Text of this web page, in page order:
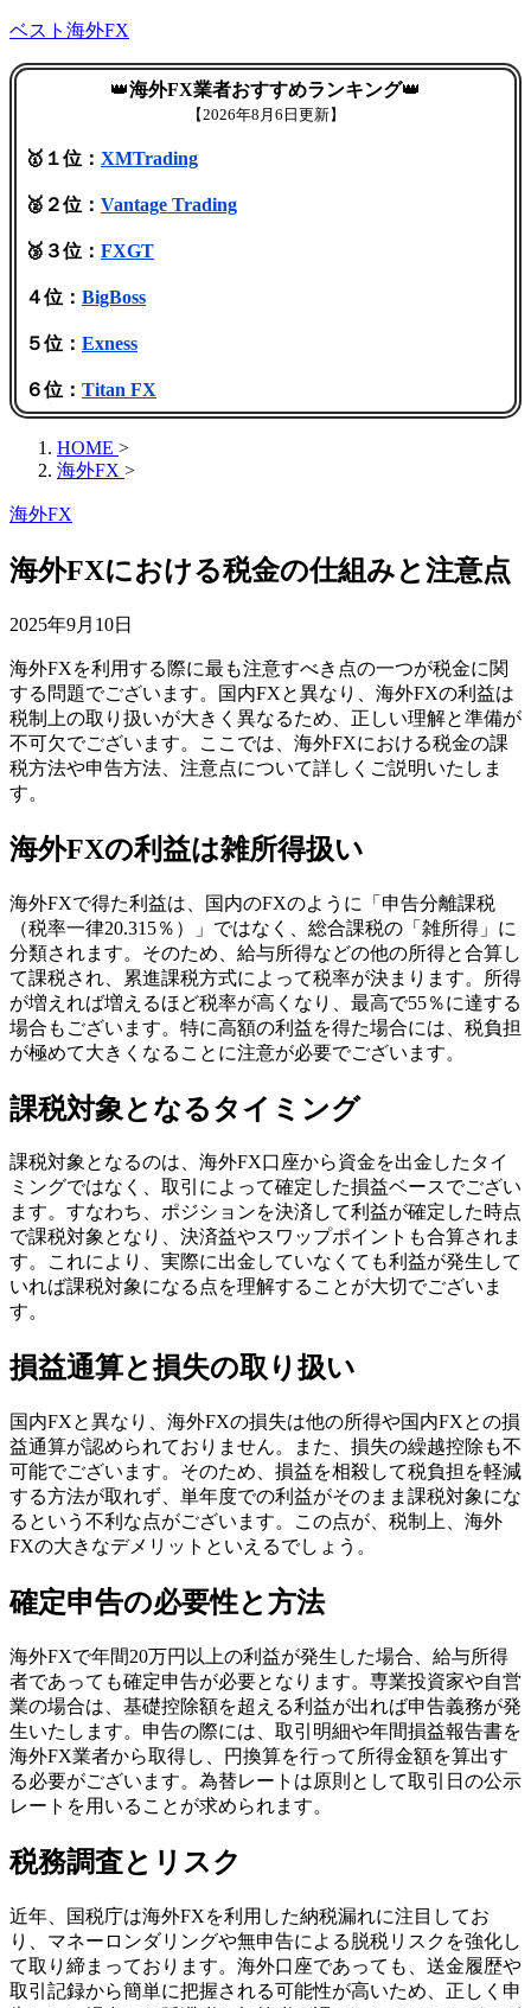
ベスト海外FX
👑海外FX業者おすすめランキング👑
【2026年8月6日更新】
🥇１位： XMTrading
🥈２位： Vantage Trading
🥉３位： FXGT
４位： BigBoss
５位： Exness
６位： Titan FX
HOME >
海外FX >
海外FX
海外FXにおける税金の仕組みと注意点
2025年9月10日
海外FXを利用する際に最も注意すべき点の一つが税金に関
する問題でございます。国内FXと異なり、海外FXの利益は
税制上の取り扱いが大きく異なるため、正しい理解と準備が
不可欠でございます。ここでは、海外FXにおける税金の課
税方法や申告方法、注意点について詳しくご説明いたしま
す。
海外FXの利益は雑所得扱い
海外FXで得た利益は、国内のFXのように「申告分離課税
（税率一律20.315％）」ではなく、総合課税の「雑所得」に
分類されます。そのため、給与所得などの他の所得と合算し
て課税され、累進課税方式によって税率が決まります。所得
が増えれば増えるほど税率が高くなり、最高で55％に達する
場合もございます。特に高額の利益を得た場合には、税負担
が極めて大きくなることに注意が必要でございます。
課税対象となるタイミング
課税対象となるのは、海外FX口座から資金を出金したタイ
ミングではなく、取引によって確定した損益ベースでござい
ます。すなわち、ポジションを決済して利益が確定した時点
で課税対象となり、決済益やスワップポイントも合算されま
す。これにより、実際に出金していなくても利益が発生して
いれば課税対象になる点を理解することが大切でございま
す。
損益通算と損失の取り扱い
国内FXと異なり、海外FXの損失は他の所得や国内FXとの損
益通算が認められておりません。また、損失の繰越控除も不
可能でございます。そのため、損益を相殺して税負担を軽減
する方法が取れず、単年度での利益がそのまま課税対象にな
るという不利な点がございます。この点が、税制上、海外
FXの大きなデメリットといえるでしょう。
確定申告の必要性と方法
海外FXで年間20万円以上の利益が発生した場合、給与所得
者であっても確定申告が必要となります。専業投資家や自営
業の場合は、基礎控除額を超える利益が出れば申告義務が発
生いたします。申告の際には、取引明細や年間損益報告書を
海外FX業者から取得し、円換算を行って所得金額を算出す
る必要がございます。為替レートは原則として取引日の公示
レートを用いることが求められます。
税務調査とリスク
近年、国税庁は海外FXを利用した納税漏れに注目してお
り、マネーロンダリングや無申告による脱税リスクを強化し
て取り締まっております。海外口座であっても、送金履歴や
取引記録から簡単に把握される可能性が高いため、正しく申